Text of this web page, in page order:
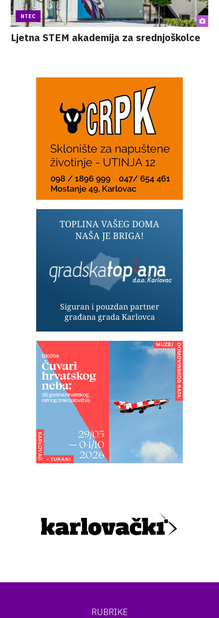
NTEC
Ljetna STEM akademija za srednjoškolce
RUBRIKE